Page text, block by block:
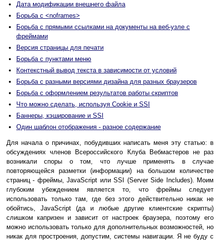
Дата модификации внешнего файла
Борьба с <noframes>
Борьба с прямыми ссылками на документы на веб-узле с
фреймами
Версия страницы для печати
Борьба с пунктами меню
Контекстный вывод текста в зависимости от условий
Борьба с разными версиями дизайна для разных браузеров
Борьба с оформлением результатов работы скриптов
Что можно сделать, используя Cookie и SSI
Баннеры, кэширование и SSI
Один шаблон отображения - разное содержание
Для начала о причинах, побудивших написать меня эту статью: в
обсуждениях членов Всероссийского Клуба Вебмастеров не раз
возникали споры о том, что лучше применять в случае
повторяющейся разметки (информации) на большом количестве
страниц - фреймы, JavaScript или SSI (Server Side Includes). Моим
глубоким убеждением является то, что фреймы следует
использовать только там, где без этого действительно никак не
обойтись, JavaScript (да и любые другие клиентские скрипты)
слишком капризен и зависит от настроек браузера, поэтому его
можно использовать только для дополнительных возможностей, но
никак для простроения, допустим, системы навигации. Я не буду с